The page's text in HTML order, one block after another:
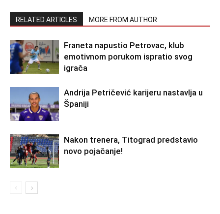
RELATED ARTICLES MORE FROM AUTHOR
Franeta napustio Petrovac, klub
emotivnom porukom ispratio svog
igrača
Andrija Petričević karijeru nastavlja u
Španiji
Nakon trenera, Titograd predstavio
novo pojačanje!